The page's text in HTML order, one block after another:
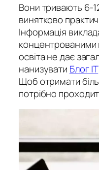
Вони тривають 6-
винятково
Інформація
концентрованими
освіта не дає
нанизувати Блог IT
Щоб отримати
потрібно